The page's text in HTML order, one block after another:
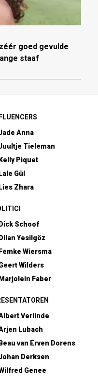
goed gevulde
staaf
Anna
Tieleman
Kelly Piquet
Lale Gül
Lies Zhara
Dick Schoof
Dilan Yesilgöz
Femke Wiersma
Wilders
Marjolein Faber
Verlinde
Lubach
Beau van Erven Dorens
Derksen
Genee